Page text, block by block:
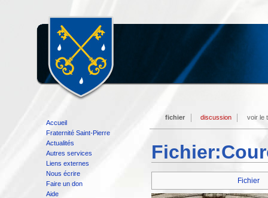
Fichier
fichier discussion voir le
Accueil
Fraternité Saint-Pierre
Actualités
Autres services
Liens externes
Nous écrire
Faire un don
Aide